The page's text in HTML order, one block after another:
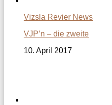
Vizsla Revier News
VJP’n – die zweite
10. April 2017